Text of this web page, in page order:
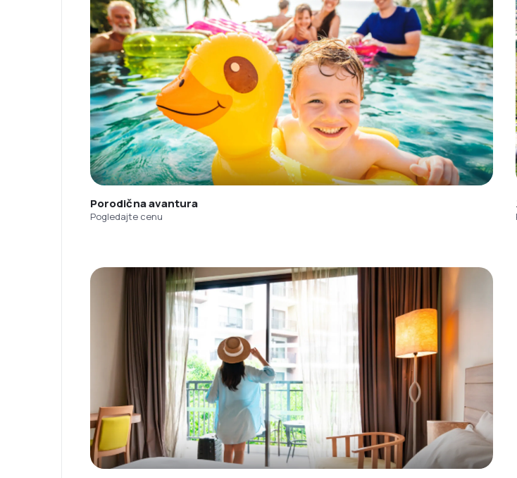
Porodična avantura
Pogledajte cenu